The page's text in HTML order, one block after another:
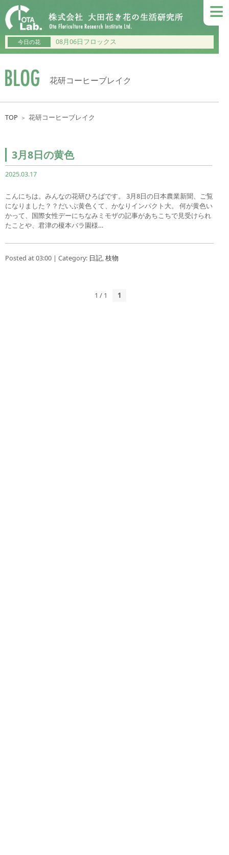
≡
今日の花 08月06日フロックス
花研コーヒーブレイク
TOP ＞ 花研コーヒーブレイク
3月8日の黄色
2025.03.17
こんにちは。みんなの花研ひろばです。 3月8日の日本農業新聞、ご覧
になりました？？だいぶ黄色くて、かなりインパクト大。 何が黄色い
かって、国際女性デーにちなみミモザの記事があちこちで見受けられ
たことや、君津の榎本バラ園様…
Posted at 03:00 | Category: 日記,枝物
1 / 1 1